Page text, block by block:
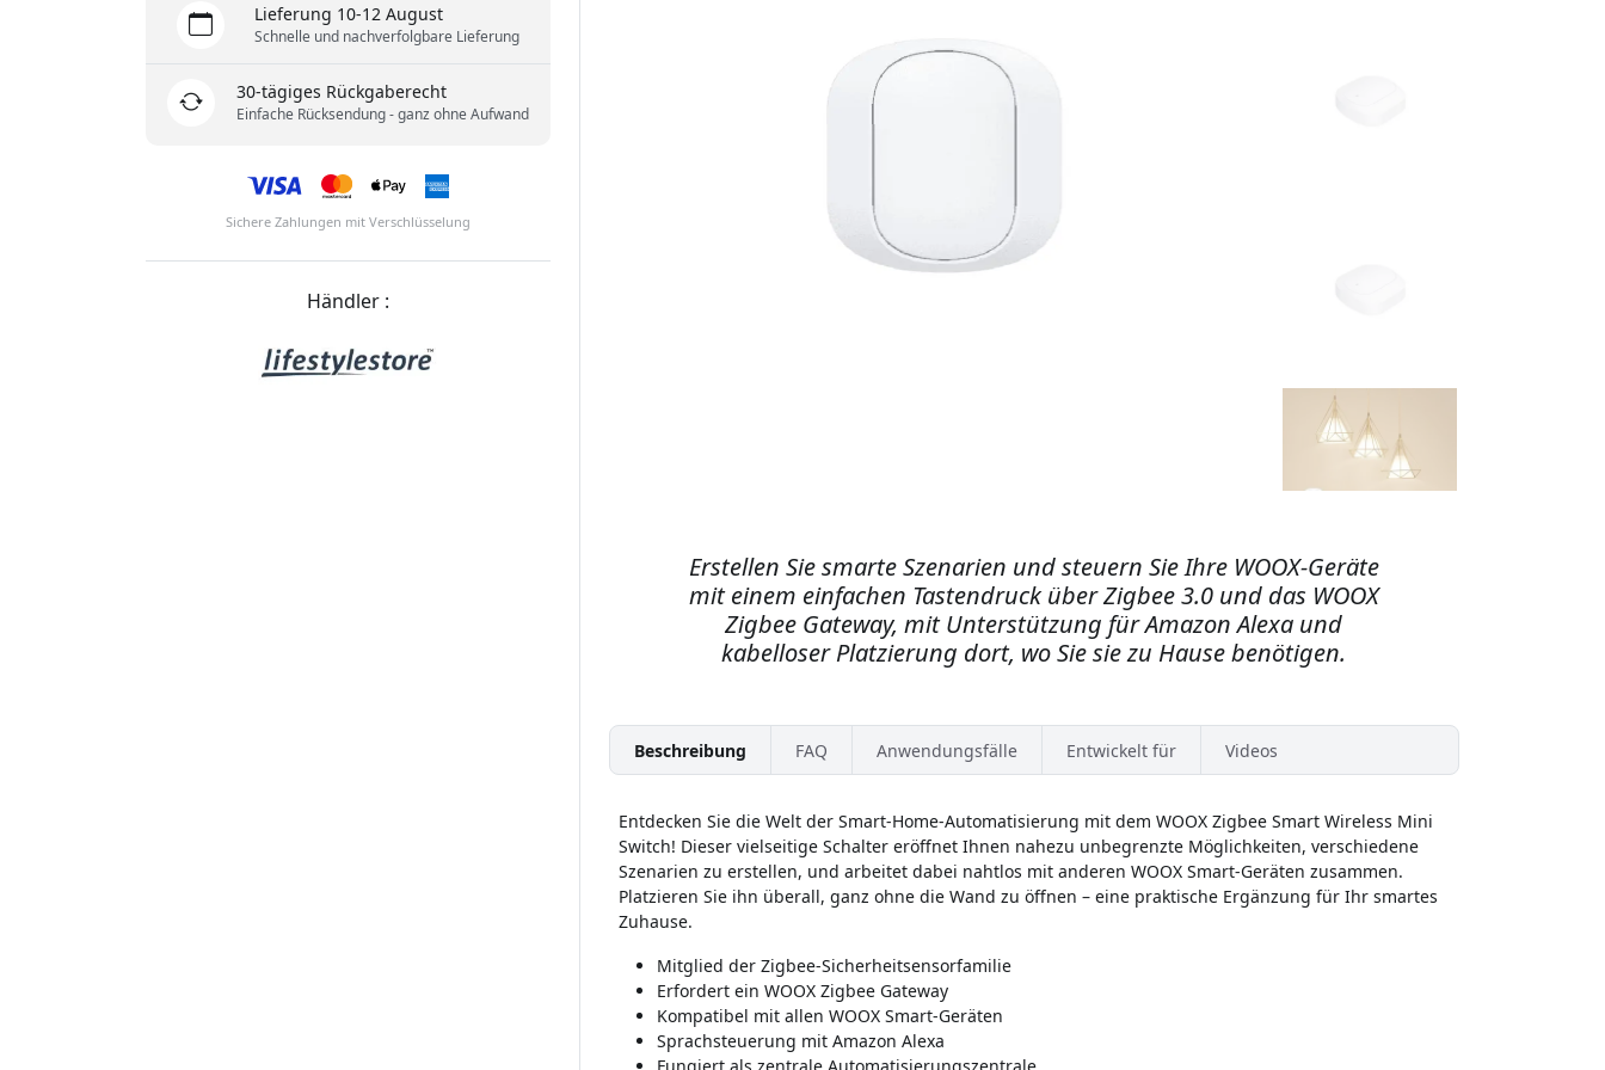
Erstellen Sie smarte Szenarien und steuern Sie Ihre WOOX-Geräte
mit einem einfachen Tastendruck über Zigbee 3.0 und das WOOX
Zigbee Gateway, mit Unterstützung für Amazon Alexa und
kabelloser Platzierung dort, wo Sie sie zu Hause benötigen.
Beschreibung FAQ Anwendungsfälle Entwickelt für Videos
Entdecken Sie die Welt der Smart-Home-Automatisierung mit dem WOOX Zigbee Smart Wireless Mini
Switch! Dieser vielseitige Schalter eröffnet Ihnen nahezu unbegrenzte Möglichkeiten, verschiedene
Szenarien zu erstellen, und arbeitet dabei nahtlos mit anderen WOOX Smart-Geräten zusammen.
Platzieren Sie ihn überall, ganz ohne die Wand zu öffnen – eine praktische Ergänzung für Ihr smartes
Zuhause.
Mitglied der Zigbee-Sicherheitsensorfamilie
Erfordert ein WOOX Zigbee Gateway
Kompatibel mit allen WOOX Smart-Geräten
Sprachsteuerung mit Amazon Alexa
Lieferung 10-12 August
Schnelle und nachverfolgbare Lieferung
30-tägiges Rückgaberecht
Einfache Rücksendung - ganz ohne Aufwand
Sichere Zahlungen mit Verschlüsselung
Händler :